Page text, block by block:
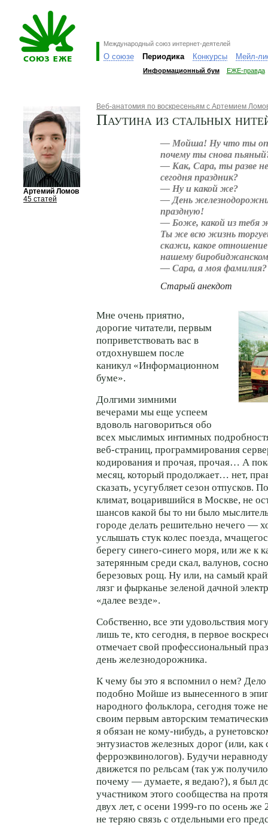
Международный союз интернет-деятелей
О союзе Периодика Конкурсы Мейл-
Информационный бум ЕЖЕ-правда
Артемий Ломов
45 статей
Веб-анатомия по воскресеньям с Артемием
Паутина из стальных
— Мойша! Ну что ты
почему ты снова
— Как, Сара, ты разве
сегодня праздник?
— Ну и какой же?
— День
праздную!
— Боже, какой из тебя
Ты же всю жизнь
скажи, какое
нашему
— Сара, а моя
Старый анекдот
Мне очень приятно,
дорогие читатели, первым
поприветствовать вас в
отдохнувшем после
каникул «Информационном
буме».
Долгими зимними
вечерами мы еще успеем
вдоволь наговориться обо
всех мыслимых интимных
веб-страниц, программирования
кодирования и прочая, прочая… А
месяц, который продолжает… нет,
сказать, усугубляет сезон отпусков.
климат, воцарившийся в Москве, не
шансов какой бы то ни было
городе делать решительно нечего —
услышать стук колес поезда,
берегу синего-синего моря, или же к
затерянным среди скал, валунов,
березовых рощ. Ну или, на самый
лязг и фырканье зеленой дачной
«далее везде».
Собственно, все эти удовольствия
лишь те, кто сегодня, в первое
отмечает свой профессиональный
день железнодорожника.
К чему бы это я вспомнил о нем?
подобно Мойше из вынесенного в
народного фольклора, сегодня тоже
своим первым авторским
я обязан не кому-нибудь, а
энтузиастов железных дорог (или, как
ферроэквинологов). Будучи
движется по рельсам (так уж
почему — думаете, я ведаю?), я был
участником этого сообщества на
двух лет, с осени 1999-го по осень же
не теряю связь с отдельными его